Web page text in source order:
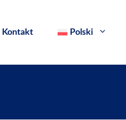
Kontakt Polski